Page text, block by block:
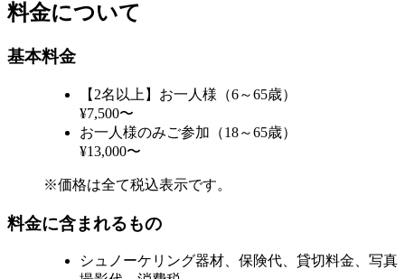
料金について
基本料金
【2名以上】お一人様（6～65歳）
¥7,500〜
お一人様のみご参加（18～65歳）
¥13,000〜
※価格は全て税込表示です。
料金に含まれるもの
シュノーケリング器材、保険代、貸切料金、写真